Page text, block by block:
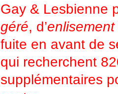
Gay & Lesbienne
géré, d’enlisement
fuite en avant de
qui recherchent
supplémentaires